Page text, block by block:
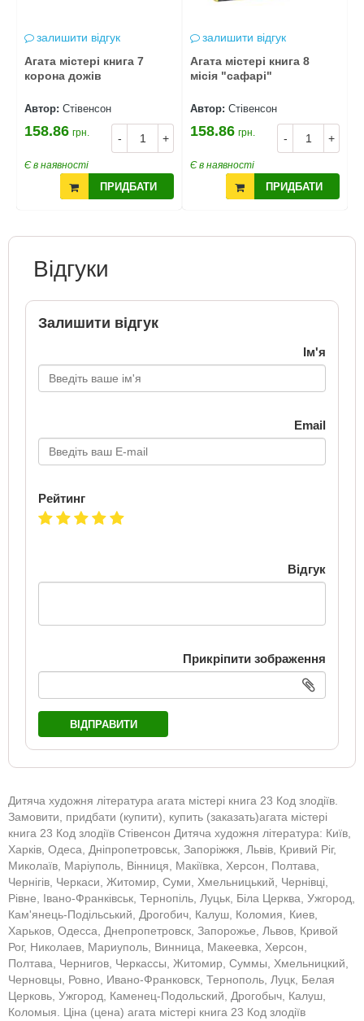
залишити відгук
Агата містері книга 7
корона дожів
Автор: Стівенсон
- +
158.86 грн.
Є в наявності
ПРИДБАТИ
залишити відгук
Агата містері книга 8
місія "сафарі"
Автор: Стівенсон
- +
158.86 грн.
Є в наявності
ПРИДБАТИ
Відгуки
Залишити відгук
Ім'я
Email
Рейтинг
Відгук
Прикріпити зображення
ВІДПРАВИТИ
Дитяча художня література агата містері книга 23 Код злодіїв.
Замовити, придбати (купити), купить (заказать)агата містері
книга 23 Код злодіїв Стівенсон Дитяча художня література: Київ,
Харків, Одеса, Дніпропетровськ, Запоріжжя, Львів, Кривий Ріг,
Миколаїв, Маріуполь, Вінниця, Макіївка, Херсон, Полтава,
Чернігів, Черкаси, Житомир, Суми, Хмельницький, Чернівці,
Рівне, Івано-Франківськ, Тернопіль, Луцьк, Біла Церква, Ужгород,
Кам'янець-Подільський, Дрогобич, Калуш, Коломия, Киев,
Харьков, Одесса, Днепропетровск, Запорожье, Львов, Кривой
Рог, Николаев, Мариуполь, Винница, Макеевка, Херсон,
Полтава, Чернигов, Черкассы, Житомир, Суммы, Хмельницкий,
Черновцы, Ровно, Ивано-Франковск, Тернополь, Луцк, Белая
Церковь, Ужгород, Каменец-Подольский, Дрогобыч, Калуш,
Коломыя. Ціна (цена) агата містері книга 23 Код злодіїв